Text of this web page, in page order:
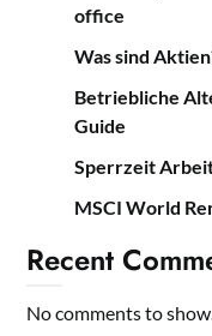
office
Was sind
Betriebliche
Guide
Sperrzeit
MSCI World
Recent
No comments to